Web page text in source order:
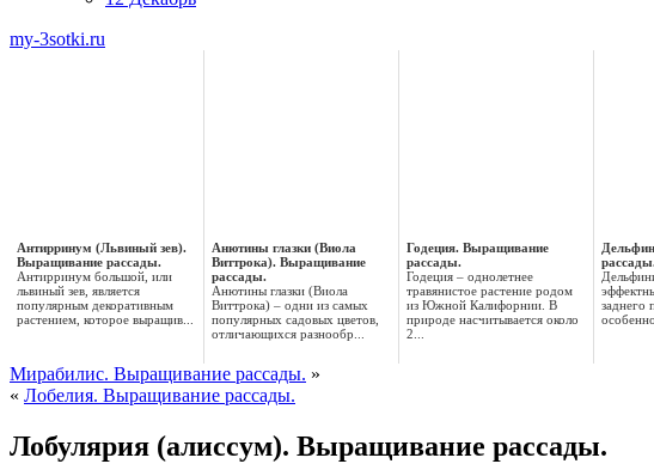
my-3sotki.ru
Антирринум (Львиный зев).
Выращивание рассады.
Антирринум большой, или
львиный зев, является
популярным декоративным
растением, которое выращив...
Анютины глазки (Виола
Виттрока). Выращивание
рассады.
Анютины глазки (Виола
Виттрока) – одни из самых
популярных садовых цветов,
отличающихся разнообр...
Годеция. Выращивание
рассады.
Годеция – однолетнее
травянистое растение родом
из Южной Калифорнии. В
природе насчитывается около
2...
заднего
Мирабилис. Выращивание рассады. »
« Лобелия. Выращивание рассады.
Лобулярия (алиссум). Выращивание рассады.